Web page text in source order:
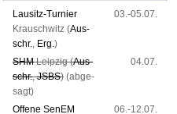
Lau­sitz-Tur­nier
Krausch­witz (Aus­
schr., Erg.)
03.-05.07.
SHMLeip­zig (Aus­
schr.,JSBS) (ab­ge­
sagt)
04.07.
Offene SenEM
06.-12.07.